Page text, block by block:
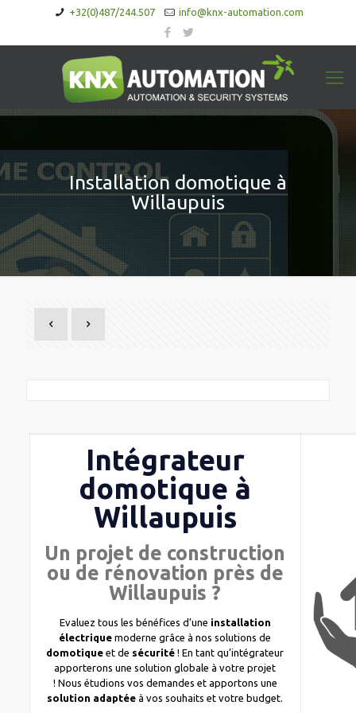
+32(0)487/244.507 info@knx-automation.com
Installation domotique à
Willaupuis
Intégrateur
domotique à
Willaupuis
Un projet de construction
ou de rénovation près de
Willaupuis ?
Evaluez tous les bénéfices d’une installation
électrique moderne grâce à nos solutions de
domotique et de sécurité ! En tant qu’intégrateur
apporterons une solution globale à votre projet
! Nous étudions vos demandes et apportons une
solution adaptéeà vos souhaits et votre budget.